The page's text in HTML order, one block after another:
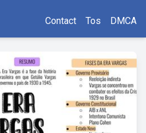
Contact Tos DMCA